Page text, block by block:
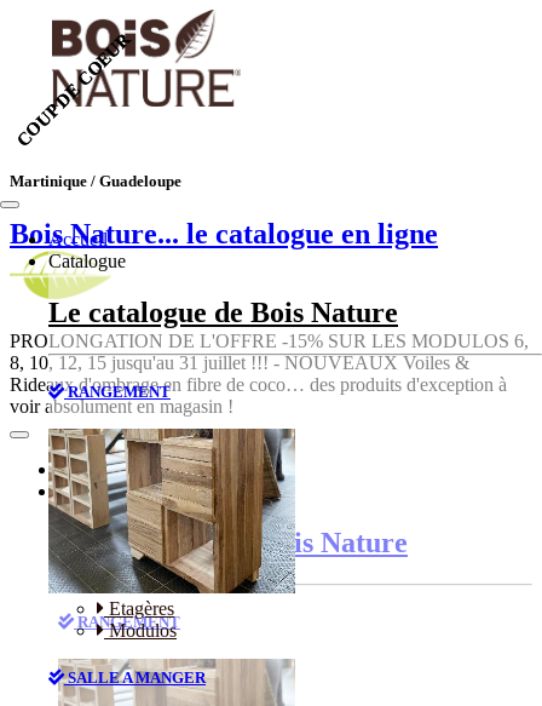
Martinique / Guadeloupe
Bois Nature... le catalogue en ligne
PROLONGATION DE L'OFFRE -15% SUR LES MODULOS 6,
8, 10, 12, 15 jusqu'au 31 juillet !!! - NOUVEAUX Voiles &
Rideaux d'ombrage en fibre de coco… des produits d'exception à
voir absolument en magasin !
Accueil
Catalogue
Le catalogue de Bois Nature
RANGEMENT
Etagères
Modulos
SALLE A MANGER
Accueil
Catalogue
Le catalogue de Bois Nature
RANGEMENT
COUP DE COEUR
COUP DE COEUR